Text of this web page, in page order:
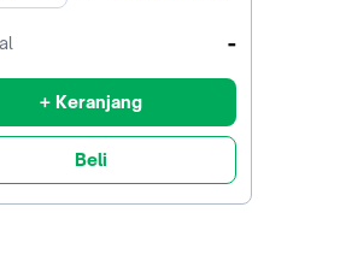
-
+ Keranjang
Beli